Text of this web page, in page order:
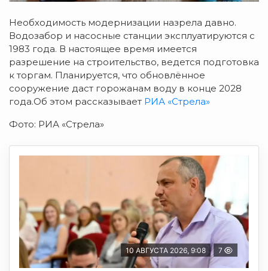
Необходимость модернизации назрела давно.
Водозабор и насосные станции эксплуатируются с
1983 года. В настоящее время имеется
разрешение на строительство, ведется подготовка
к торгам. Планируется, что обновлённое
сооружение даст горожанам воду в конце 2028
года.Об этом рассказывает РИА «Стрела»
Фото: РИА «Стрела»
10 АВГУСТА 2026, 9:08 7